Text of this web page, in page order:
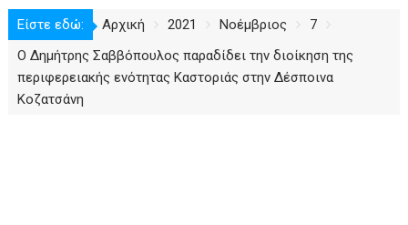
Είστε εδώ: Αρχική 2021 Νοέμβριος
7
Ο Δημήτρης Σαββόπουλος παραδίδει την διοίκηση της
περιφερειακής ενότητας Καστοριάς στην Δέσποινα
Κοζατσάνη